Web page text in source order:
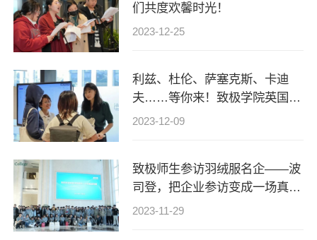
们共度欢馨时光！
2023-12-25
利兹、杜伦、萨塞克斯、卡迪
夫……等你来！致极学院英国合
作院校招生宣讲会圆满举办
2023-12-09
致极师生参访羽绒服名企——波
司登，把企业参访变成一场真正
的深度研学！
2023-11-29